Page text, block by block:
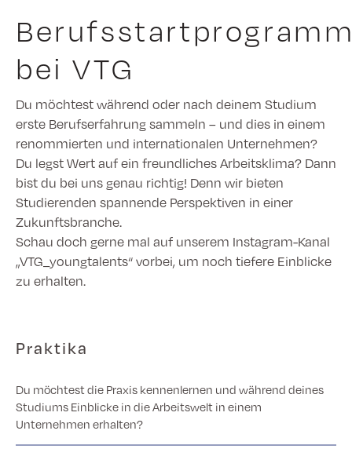
bei VTG
Du möchtest während oder nach deinem Studium
erste Berufserfahrung sammeln – und dies in einem
renommierten und internationalen Unternehmen?
Du legst Wert auf ein freundliches Arbeitsklima? Dann
bist du bei uns genau richtig! Denn wir bieten
Studierenden spannende Perspektiven in einer
Zukunftsbranche.
Schau doch gerne mal auf unserem Instagram-Kanal
„VTG_youngtalents“ vorbei, um noch tiefere Einblicke
zu erhalten.
Praktika
Du möchtest die Praxis kennenlernen und während deines
Studiums Einblicke in die Arbeitswelt in einem
Unternehmen erhalten?